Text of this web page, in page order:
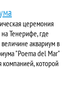
церемония
‪Тенерифе, где
аквариум в
"Poema del Mar"
которой